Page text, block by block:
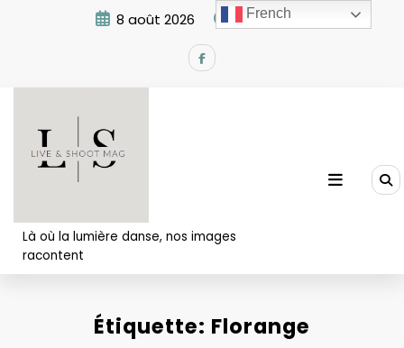
8 août 2026 5:07:39 PM
Là où la lumière danse, nos images
racontent
Étiquette: Florange
French